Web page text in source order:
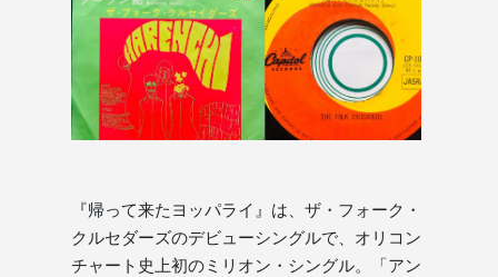
『帰って来たヨッパライ』は、ザ・フォーク・
クルセダーズのデビューシングルで、オリコン
チャート史上初のミリオン・シングル。「アン